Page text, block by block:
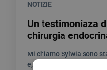
NOTIZIE
Un testimoniaza
chirurgia
Mi chiamo Sylwia sono
e, in questo percorso